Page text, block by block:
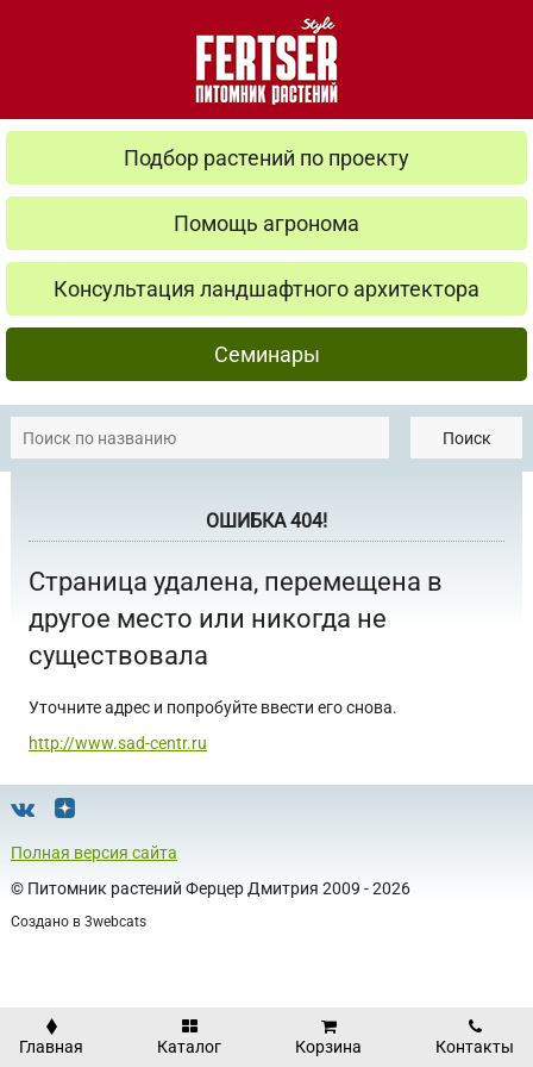
Подбор растений по проекту
Помощь агронома
Консультация ландшафтного архитектора
Семинары
Поиск
ОШИБКА 404!
Страница удалена, перемещена в
другое место или никогда не
существовала
Уточните адрес и попробуйте ввести его снова.
http://www.sad-centr.ru
Полная версия сайта
© Питомник растений Ферцер Дмитрия 2009 - 2026
Создано в 3webcats
Главная Каталог Корзина Контакты